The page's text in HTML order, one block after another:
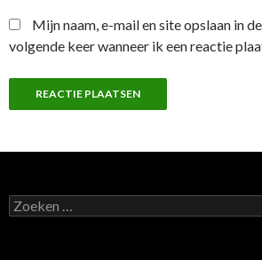
Mijn naam, e-mail en site opslaan in
volgende keer wanneer ik een reactie
Zoeken
naar: